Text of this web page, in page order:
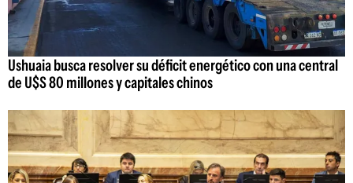
Ushuaia busca resolver su déficit energético con una central
de U$S 80 millones y capitales chinos